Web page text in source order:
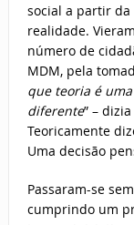
social a partir da
realidade.
número de
MDM, pela
que teoria é
diferente” –
Teoricamente
Uma decisão
Passaram-se
cumprindo um